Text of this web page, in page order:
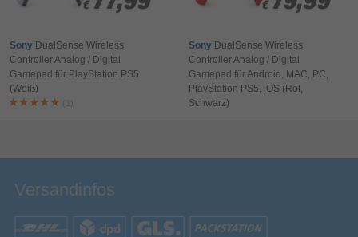
Energiequelle
Akku-/Batteriebetriebsdauer
Sonstiges
Herstellerartikelnummer NSGP0262-01
€
€
Sony DualSense Wireless
Controller Analog / Digital
Gamepad für PlayStation PS5
(Weiß)
(1)
€
€
Sony DualSense Wireless
Controller Analog / Digital
Gamepad für Android, MAC, PC,
PlayStation PS5, iOS (Rot,
Schwarz)
Versandinfos